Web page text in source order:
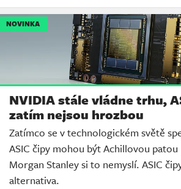
NOVINKA
NVIDIA stále vládne trhu,
zatím nejsou hrozbou
Zatímco se v technologickém světě
ASIC čipy mohou být Achillovou patou
Morgan Stanley si to nemyslí. ASIC
alternativa.